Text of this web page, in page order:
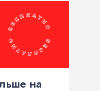
на